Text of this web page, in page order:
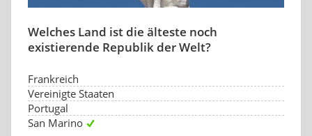
Welches Land ist die älteste noch
existierende Republik der Welt?
Frankreich
Vereinigte Staaten
Portugal
San Marino